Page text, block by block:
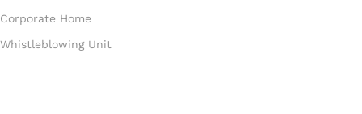
Corporate Home
Whistleblowing Unit